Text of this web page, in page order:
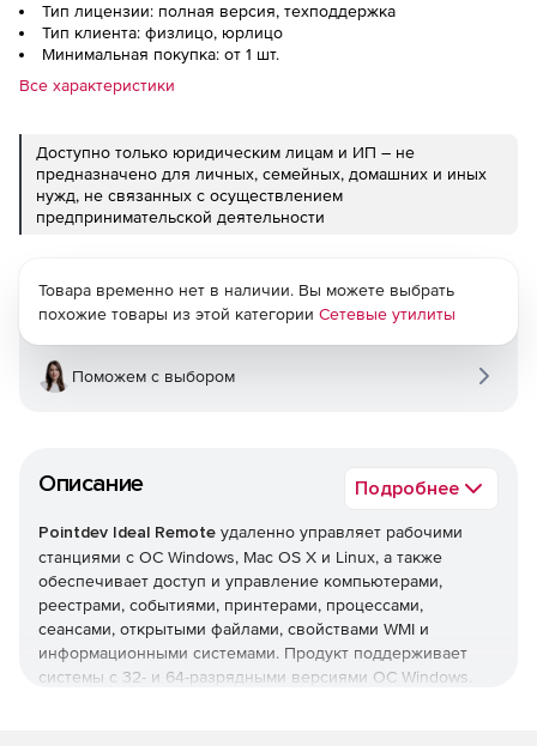
Тип лицензии: полная версия, техподдержка
Тип клиента: физлицо, юрлицо
Минимальная покупка: от 1 шт.
Все характеристики
Доступно только юридическим лицам и ИП – не
предназначено для личных, семейных, домашних и иных
нужд, не связанных с осуществлением
предпринимательской деятельности
Описание Подробнее
Pointdev Ideal Remote удаленно управляет рабочими
станциями с ОС Windows, Mac OS X и Linux, а также
обеспечивает доступ и управление компьютерами,
реестрами, событиями, принтерами, процессами,
сеансами, открытыми файлами, свойствами WMI и
информационными системами. Продукт поддерживает
системы с 32- и 64-разрядными версиями ОС Windows.
Товара временно нет в наличии. Вы можете выбрать
похожие товары из этой категории Сетевые утилиты
Поможем с выбором